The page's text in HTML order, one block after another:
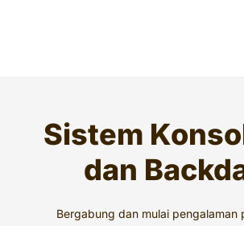
Sistem
dan
Bergabung dan mulai pengalaman